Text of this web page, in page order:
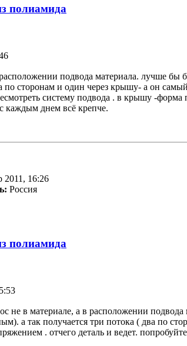
полиамида
подвода материала. лучше
по сторонам и один через крышу- а он
систему подвода . в крышу -
каждым днем всё крепче.
2011, 16:26
Россия
полиамида
не в материале, а в расположении
а так получается три потока ( два по
. отчего деталь и ведет.